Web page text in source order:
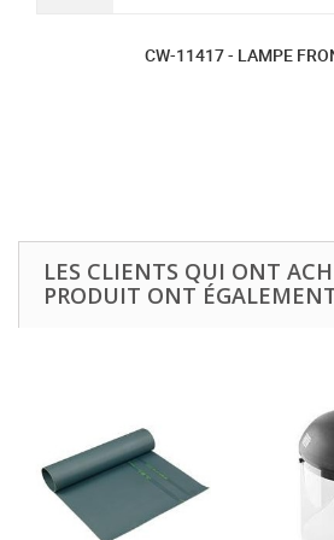
CW-11417 - LAMPE
LES CLIENTS QUI ONT
PRODUIT ONT